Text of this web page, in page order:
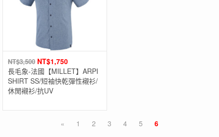
NT$3,500 NT$1,750
長毛象-法國【MILLET】ARPI
SHIRT SS/短袖快乾彈性襯衫/
休閒襯衫/抗UV
« 1 2 3 4 5 6